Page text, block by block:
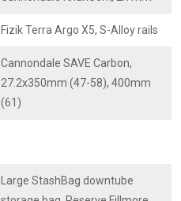
Fizik Terra Argo X5, S-Alloy rails
Cannondale SAVE Carbon,
27.2x350mm (47-58), 400mm
(61)
Large StashBag downtube